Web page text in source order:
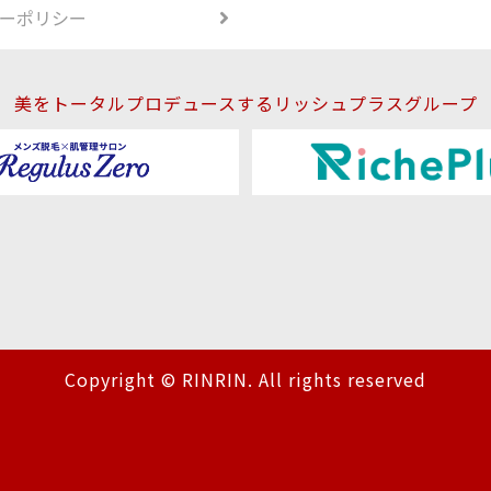
ポリシー
美をトータルプロデュースするリッシュプラスグループ
Copyright © RINRIN. All rights reserved